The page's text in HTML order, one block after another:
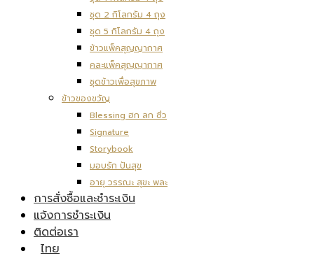
ชุด 2 กิโลกรัม 4 ถุง
ชุด 5 กิโลกรัม 4 ถุง
ข้าวแพ็คสุญญากาศ
คละแพ็คสุญญากาศ
ชุดข้าวเพื่อสุขภาพ
ข้าวของขวัญ
Blessing ฮก ลก ซิ่ว
Signature
Storybook
มอบรัก ปันสุข
อายุ วรรณะ สุขะ พละ
การสั่งซื้อและชำระเงิน
แจ้งการชำระเงิน
ติดต่อเรา
ไทย